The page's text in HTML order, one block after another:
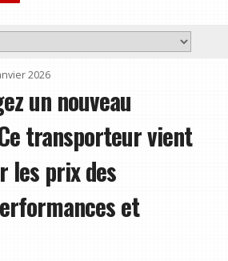
2026
un nouveau
transporteur vient
les prix des
et